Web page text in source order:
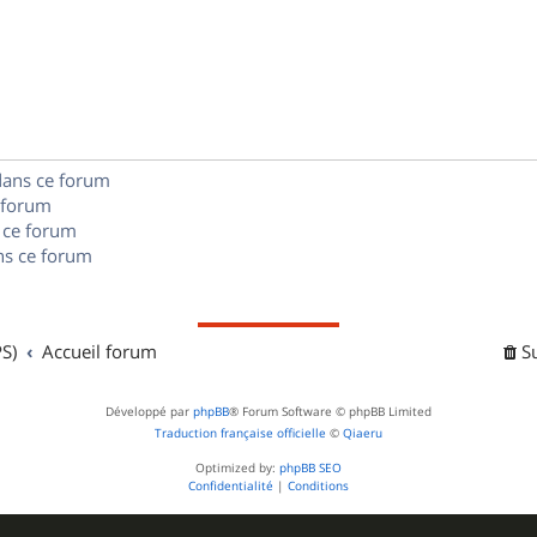
ce forum
forum
ce forum
Accueil forum
Développé par phpBB® Forum Software © phpBB Limited
Traduction française officielle © Qiaeru
Optimized by: phpBB SEO
Confidentialité | Conditions